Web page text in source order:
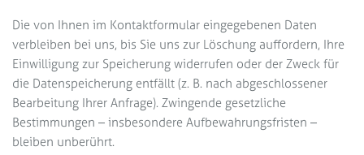
Die von Ihnen im Kontaktformular eingegebenen Daten
verbleiben bei uns, bis Sie uns zur Löschung auffordern, Ihre
Einwilligung zur Speicherung widerrufen oder der Zweck für
die Datenspeicherung entfällt (z. B. nach abgeschlossener
Bearbeitung Ihrer Anfrage). Zwingende gesetzliche
Bestimmungen – insbesondere Aufbewahrungsfristen –
bleiben unberührt.